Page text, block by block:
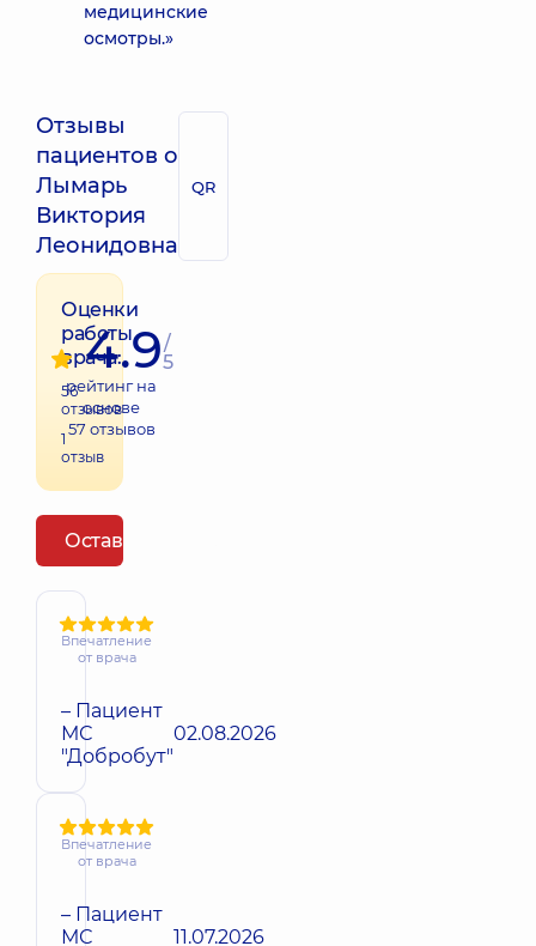
медицинские
осмотры.»
Отзывы
пациентов о
Лымарь
Виктория
Леонидовна
QR
Оценки
работы
врача:
56
отзывов
1
отзыв
4.9/
5
рейтинг на
основе
57 отзывов
Оставить отзыв
Впечатление
от врача
– Пациент
МС
"Добробут"
02.08.2026
Впечатление
от врача
– Пациент
МС
11.07.2026